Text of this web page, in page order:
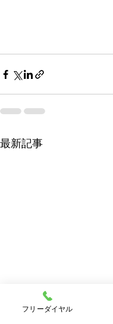
最新記事
フリーダイヤル